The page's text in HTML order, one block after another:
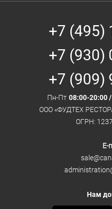
+7 (495)
+7 (930)
+7 (909)
Пн-Пт 08:00-20:00 /
ООО «ФУДТЕХ
ОГРН:
E-
Нам